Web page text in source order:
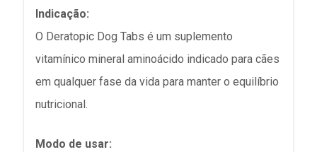
Indicação:
O Deratopic Dog Tabs é um suplemento
vitamínico mineral aminoácido indicado para cães
em qualquer fase da vida para manter o equilíbrio
nutricional.
Modo de usar: